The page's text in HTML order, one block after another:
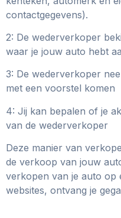
contactgegevens).
2: De wederverkoper
waar je jouw auto hebt
3: De wederverkoper
met een voorstel komen
4: Jij kan bepalen of je
van de wederverkoper
Deze manier van
de verkoop van jouw
verkopen van je auto op
websites, ontvang je